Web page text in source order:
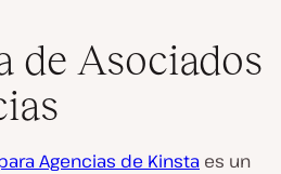
de Asociados
Agencias de Kinsta es un